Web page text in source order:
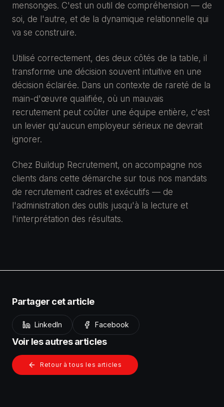
mensonges. C'est un outil de compréhension — de
soi, de l'autre, et de la dynamique relationnelle qui
va se construire.
Utilisé correctement, des deux côtés de la table, il
transforme une décision souvent intuitive en une
décision éclairée. Dans un contexte de rareté de la
main-d'œuvre qualifiée, où un mauvais
recrutement peut coûter une équipe entière, c'est
un levier qu'aucun employeur sérieux ne devrait
ignorer.
Chez Buildup Recrutement, on accompagne nos
clients dans cette démarche sur tous nos mandats
de recrutement cadres et exécutifs — de
l'administration des outils jusqu'à la lecture et
l'interprétation des résultats.
Partager cet article
LinkedIn Facebook
Voir les autres articles
Retour à tous les articles